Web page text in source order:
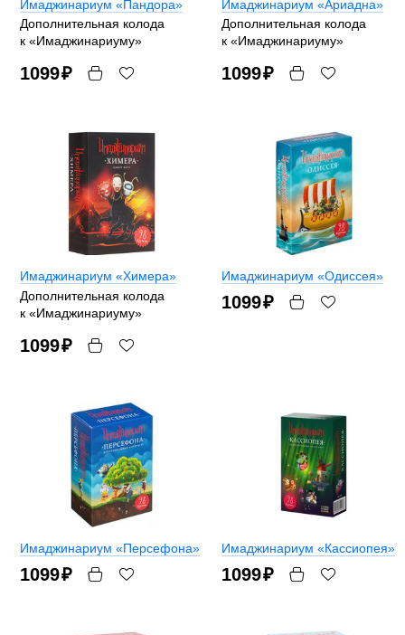
Имаджинариум «Пандора»
Дополнительная колода
к «Имаджинариуму»
1099₽
Имаджинариум «Ариадна»
Дополнительная колода
к «Имаджинариуму»
1099₽
Имаджинариум «Химера»
Дополнительная колода
к «Имаджинариуму»
1099₽
Имаджинариум «Одиссея»
1099₽
Имаджинариум «Персефона»
1099₽
Имаджинариум «Кассиопея»
1099₽